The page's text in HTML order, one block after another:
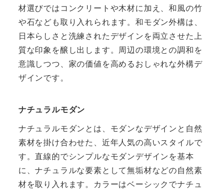
材選びではコンクリートや木材に加え、和風の竹
や石なども取り入れられます。和モダン外構は、
日本らしさと洗練されたデザインを両立させた上
質な印象を醸し出します。周辺の環境との調和を
意識しつつ、家の価値を高めるおしゃれな外構デ
ザインです。
ナチュラルモダン
ナチュラルモダンとは、モダンなデザインと自然
素材を掛け合わせた、近年人気の高いスタイルで
す。直線的でシンプルなモダンデザインを基本
に、ナチュラルな要素として無垢材などの自然素
材を取り入れます。カラーはベーシックでナチュ